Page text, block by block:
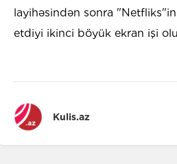
layihəsindən sonra
etdiyi ikinci böyük ekran işi
Kulis.az